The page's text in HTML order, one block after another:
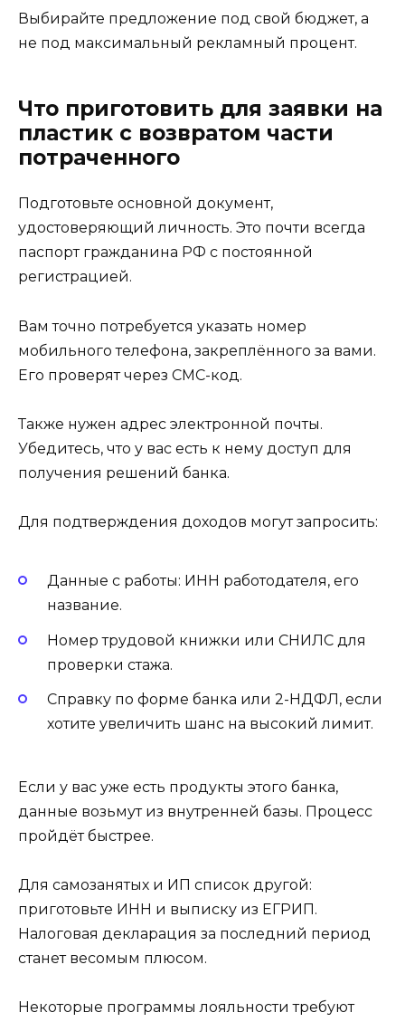
Выбирайте предложение под свой бюджет, а
не под максимальный рекламный процент.
Что приготовить для заявки на
пластик с возвратом части
потраченного
Подготовьте основной документ,
удостоверяющий личность. Это почти всегда
паспорт гражданина РФ с постоянной
регистрацией.
Вам точно потребуется указать номер
мобильного телефона, закреплённого за вами.
Его проверят через СМС-код.
Также нужен адрес электронной почты.
Убедитесь, что у вас есть к нему доступ для
получения решений банка.
Для подтверждения доходов могут запросить:
Данные с работы: ИНН работодателя, его
название.
Номер трудовой книжки или СНИЛС для
проверки стажа.
Справку по форме банка или 2-НДФЛ, если
хотите увеличить шанс на высокий лимит.
Если у вас уже есть продукты этого банка,
данные возьмут из внутренней базы. Процесс
пройдёт быстрее.
Для самозанятых и ИП список другой:
приготовьте ИНН и выписку из ЕГРИП.
Налоговая декларация за последний период
станет весомым плюсом.
Некоторые программы лояльности требуют